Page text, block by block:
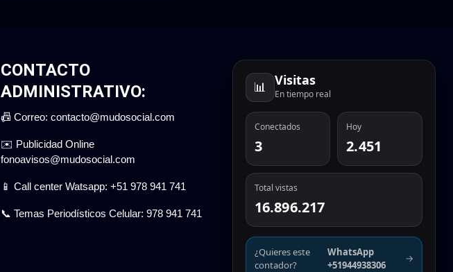
CONTACTO
ADMINISTRATIVO:
📠 Correo: contacto@mudosocial.com
✉️ Publicidad Online
fonoavisos@mudosocial.com
📱 Call center Watsapp: +51 978 941 741
📞 Temas Periodísticos Celular: 978 941 741
📊 Visitas
En tiempo real
Conectados
3
Hoy
2.451
Total vistas
16.896.217
¿Quieres este
contador?
WhatsApp
+51944938306
→